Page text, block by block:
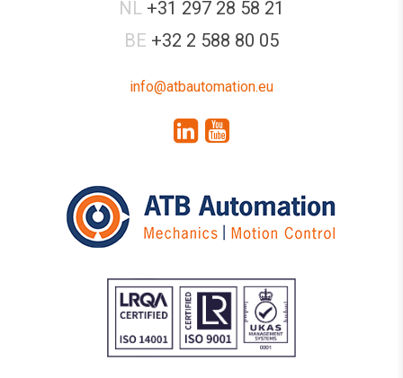
NL +31 297 28 58 21
BE +32 2 588 80 05
info@atbautomation.eu